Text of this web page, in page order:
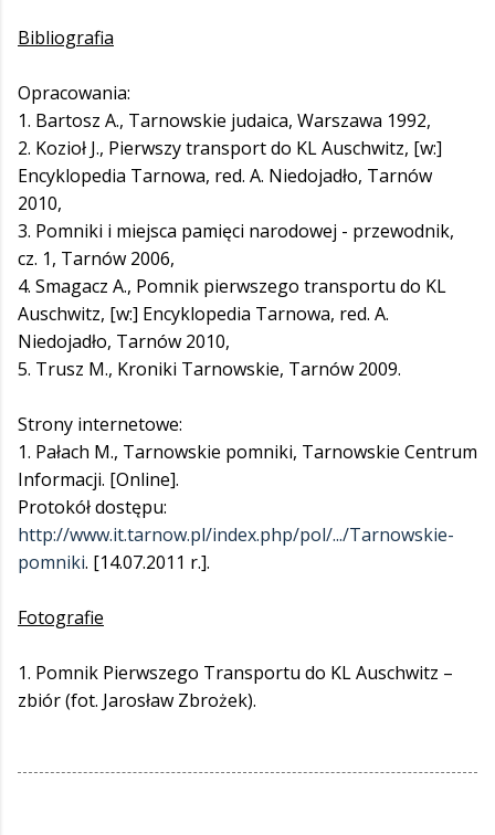
Bibliografia
Opracowania:
1. Bartosz A., Tarnowskie judaica, Warszawa 1992,
2. Kozioł J., Pierwszy transport do KL Auschwitz, [w:]
Encyklopedia Tarnowa, red. A. Niedojadło, Tarnów
2010,
3. Pomniki i miejsca pamięci narodowej - przewodnik,
cz. 1, Tarnów 2006,
4. Smagacz A., Pomnik pierwszego transportu do KL
Auschwitz, [w:] Encyklopedia Tarnowa, red. A.
Niedojadło, Tarnów 2010,
5. Trusz M., Kroniki Tarnowskie, Tarnów 2009.
Strony internetowe:
1. Pałach M., Tarnowskie pomniki, Tarnowskie Centrum
Informacji. [Online].
Protokół dostępu:
http://www.it.tarnow.pl/index.php/pol/.../Tarnowskie-
pomniki. [14.07.2011 r.].
Fotografie
1. Pomnik Pierwszego Transportu do KL Auschwitz –
zbiór (fot. Jarosław Zbrożek).